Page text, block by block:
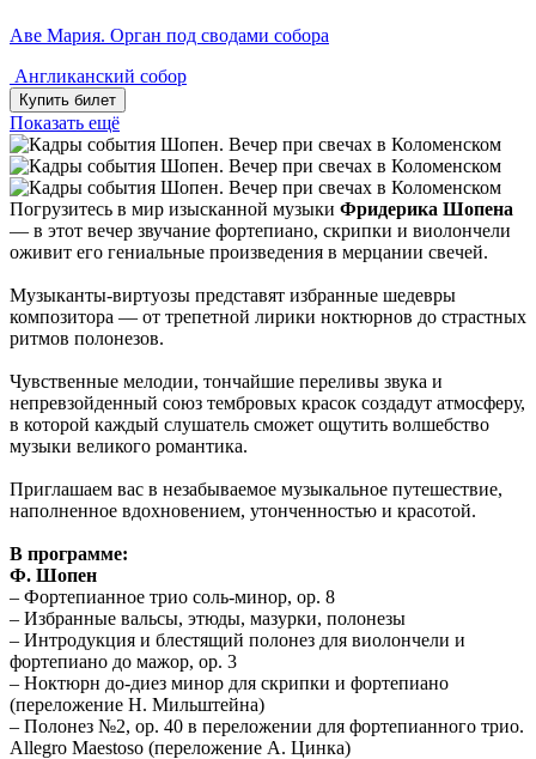
Аве Мария. Орган под сводами собора
Англиканский собор
Купить билет
Показать ещё
Погрузитесь в мир изысканной музыки Фридерика Шопена
— в этот вечер звучание фортепиано, скрипки и виолончели
оживит его гениальные произведения в мерцании свечей.
Музыканты-виртуозы представят избранные шедевры
композитора — от трепетной лирики ноктюрнов до страстных
ритмов полонезов.
Чувственные мелодии, тончайшие переливы звука и
непревзойденный союз тембровых красок создадут атмосферу,
в которой каждый слушатель сможет ощутить волшебство
музыки великого романтика.
Приглашаем вас в незабываемое музыкальное путешествие,
наполненное вдохновением, утонченностью и красотой.
В программе:
Ф. Шопен
– Фортепианное трио соль-минор, оp. 8
– Избранные вальсы, этюды, мазурки, полонезы
– Интродукция и блестящий полонез для виолончели и
фортепиано до мажор, оp. 3
– Ноктюрн до-диез минор для скрипки и фортепиано
(переложение Н. Мильштейна)
– Полонез №2, ор. 40 в переложении для фортепианного трио.
Allegro Maestoso (переложение А. Цинка)